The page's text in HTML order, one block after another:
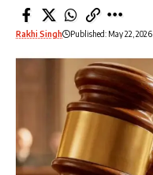
Rakhi Singh Published: May 22, 2026